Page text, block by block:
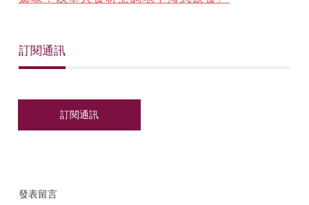
訂閱通訊
發表留言